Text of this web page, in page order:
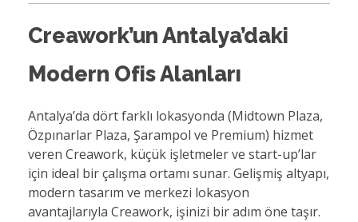
Creawork’un Antalya’daki
Modern Ofis Alanları
Antalya’da dört farklı lokasyonda (Midtown Plaza,
Özpınarlar Plaza, Şarampol ve Premium) hizmet
veren Creawork, küçük işletmeler ve start-up’lar
için ideal bir çalışma ortamı sunar. Gelişmiş altyapı,
modern tasarım ve merkezi lokasyon
avantajlarıyla Creawork, işinizi bir adım öne taşır.